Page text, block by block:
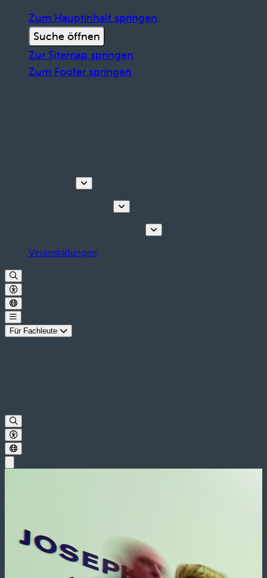
Zum Hauptinhalt springen
Suche öffnen
Zur Sitemap springen
Zum Footer springen
Veranstaltungen
Für Fachleute